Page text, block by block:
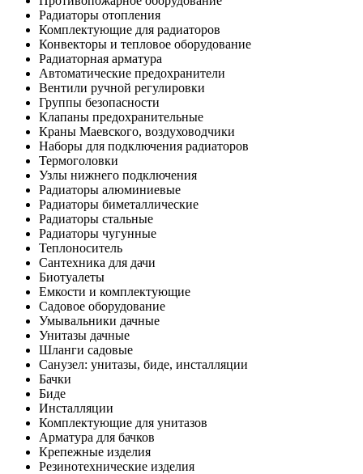
Радиаторы отопления
Комплектующие для радиаторов
Конвекторы и тепловое оборудование
Радиаторная арматура
Автоматические предохранители
Вентили ручной регулировки
Группы безопасности
Клапаны предохранительные
Краны Маевского, воздуховодчики
Наборы для подключения радиаторов
Термоголовки
Узлы нижнего подключения
Радиаторы алюминиевые
Радиаторы биметаллические
Радиаторы стальные
Радиаторы чугунные
Теплоноситель
Сантехника для дачи
Биотуалеты
Емкости и комплектующие
Садовое оборудование
Умывальники дачные
Унитазы дачные
Шланги садовые
Санузел: унитазы, биде, инсталляции
Бачки
Биде
Инсталляции
Комплектующие для унитазов
Арматура для бачков
Крепежные изделия
Резинотехнические изделия